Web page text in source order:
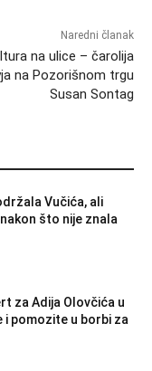
Naredni članak
na ulice – čarolija
na Pozorišnom trgu
Susan Sontag
Vučića, ali
što nije znala
za Adija Olovčića u
i pomozite u borbi za